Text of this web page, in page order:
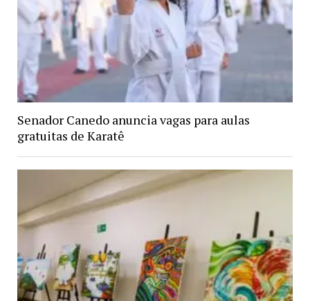
Senador Canedo anuncia vagas para aulas
gratuitas de Karatê